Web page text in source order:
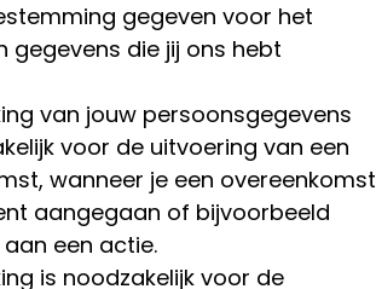
gegeven voor het
gegevens die jij ons hebt
van jouw persoonsgegevens
voor de uitvoering van een
wanneer je een overeenkomst
aangegaan of bijvoorbeeld
een actie.
is noodzakelijk voor de